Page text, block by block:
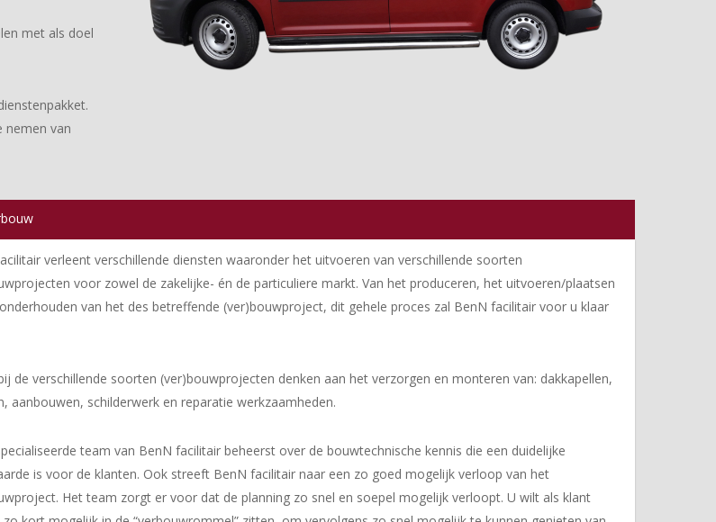
met als doel
nemen van
verleent verschillende diensten waaronder het uitvoeren van verschillende soorten
voor zowel de zakelijke- én de particuliere markt. Van het produceren, het uitvoeren/plaatsen
van het des betreffende (ver)bouwproject, dit gehele proces zal BenN facilitair voor u klaar
de verschillende soorten (ver)bouwprojecten denken aan het verzorgen en monteren van: dakkapellen,
aanbouwen, schilderwerk en reparatie werkzaamheden.
team van BenN facilitair beheerst over de bouwtechnische kennis die een duidelijke
is voor de klanten. Ook streeft BenN facilitair naar een zo goed mogelijk verloop van het
Het team zorgt er voor dat de planning zo snel en soepel mogelijk verloopt. U wilt als klant